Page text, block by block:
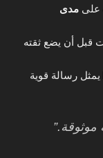
على مدى
قبل أن يضع ثقته
يمثل رسالة قوية
موثوقة.”